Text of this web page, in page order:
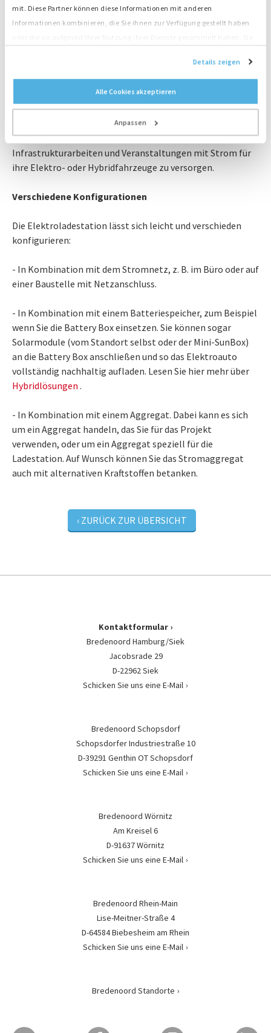
mit. Diese Partner können diese Informationen mit anderen
Informationen kombinieren, die Sie ihnen zur Verfügung gestellt haben
Details zeigen
Alle Cookies akzeptieren
Anpassen
Die Ladestation verfügt über zwei Typ-II-Steckdosen zum
können wir die Ladestation mit Ihrem eigenen Logo
versehen. Die mobile Ladestation ist Plug & Play ohne
Abrechnungssystem für die Nutzer.
Die Ladestation ist leicht zu transportieren und daher ideal,
um Besucherinnen und Mitarbeiter von Baustellen,
Infrastrukturarbeiten und Veranstaltungen mit Strom für
ihre Elektro- oder Hybridfahrzeuge zu versorgen.
Verschiedene Konfigurationen
Die Elektroladestation lässt sich leicht und verschieden
konfigurieren:
- In Kombination mit dem Stromnetz, z. B. im Büro oder auf
einer Baustelle mit Netzanschluss.
- In Kombination mit einem Batteriespeicher, zum Beispiel
wenn Sie die Battery Box einsetzen. Sie können sogar
Solarmodule (vom Standort selbst oder der Mini-SunBox)
an die Battery Box anschließen und so das Elektroauto
vollständig nachhaltig aufladen. Lesen Sie hier mehr über
Hybridlösungen .
- In Kombination mit einem Aggregat. Dabei kann es sich
um ein Aggregat handeln, das Sie für das Projekt
verwenden, oder um ein Aggregat speziell für die
Ladestation. Auf Wunsch können Sie das Stromaggregat
auch mit alternativen Kraftstoffen betanken.
‹ ZURÜCK ZUR ÜBERSICHT
Kontaktformular
Bredenoord Hamburg/Siek
Jacobsrade 29
D-22962 Siek
Schicken Sie uns eine E-Mail
Bredenoord Schopsdorf
Schopsdorfer Industriestraße 10
D-39291 Genthin OT Schopsdorf
Schicken Sie uns eine E-Mail
Bredenoord Wörnitz
Am Kreisel 6
D-91637 Wörnitz
Schicken Sie uns eine E-Mail
Bredenoord Rhein-Main
Lise-Meitner-Straße 4
D-64584 Biebesheim am Rhein
Schicken Sie uns eine E-Mail
Bredenoord Standorte